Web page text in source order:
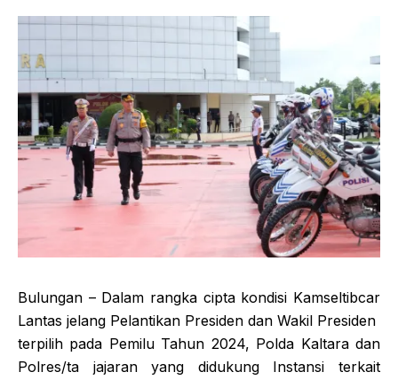
Bulungan – Dalam rangka cipta kondisi Kamseltibcar
Lantas jelang Pelantikan Presiden dan Wakil Presiden
terpilih pada Pemilu Tahun 2024, Polda Kaltara dan
Polres/ta jajaran yang didukung Instansi terkait